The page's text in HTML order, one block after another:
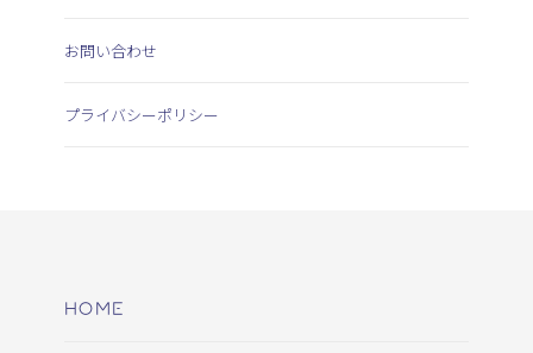
お問い合わせ
プライバシーポリシー
HOME